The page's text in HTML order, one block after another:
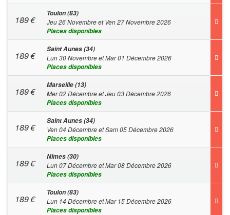
189€
Toulon (83)
Jeu 26 Novembre et Ven 27 Novembre 2026
Places disponibles
189€
Saint Aunes (34)
Lun 30 Novembre et Mar 01 Décembre 2026
Places disponibles
189€
Marseille (13)
Mer 02 Décembre et Jeu 03 Décembre 2026
Places disponibles
189€
Saint Aunes (34)
Ven 04 Décembre et Sam 05 Décembre 2026
Places disponibles
189€
Nimes (30)
Lun 07 Décembre et Mar 08 Décembre 2026
Places disponibles
189€
Toulon (83)
Lun 14 Décembre et Mar 15 Décembre 2026
Places disponibles